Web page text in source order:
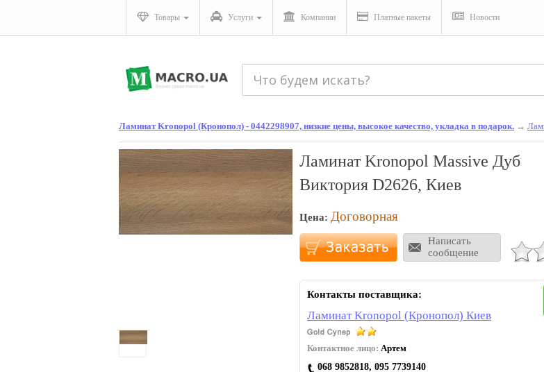
Товары Услуги Компании Платные пакеты Новости
Ламинат Kronopol (Кронопол) - 0442298907, низкие цены, высокое качество, укладка в подарок. →
Ламинат Kronopol Massive Дуб
Виктория D2626, Киев
Цена: Договорная
Написать
сообщение
Контакты поставщика:
Ламинат Kronopol (Кронопол) Киев
Контактное лицо: Артем
068 9852818, 095 7739140